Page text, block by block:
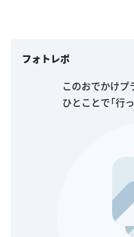
フォトレポ
このおでかけプ
ひとことで「行